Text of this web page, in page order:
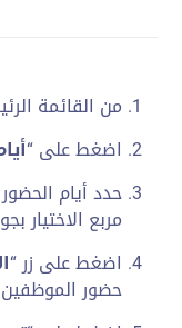
من القائمة
اضغط على “
حدد أيام
مربع الاختيار
اضغط على زر “
حضور